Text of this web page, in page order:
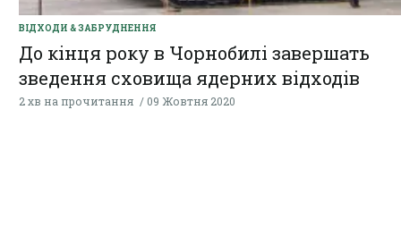
ВІДХОДИ & ЗАБРУДНЕННЯ
До кінця року в Чорнобилі завершать
зведення сховища ядерних відходів
2 хв на прочитання 09 Жовтня 2020